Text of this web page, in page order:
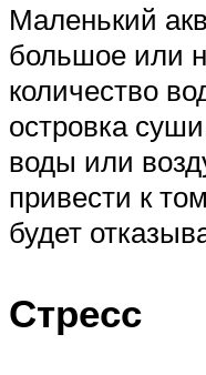
Маленький
большое или
количество
островка
воды или
привести к
будет
Стресс